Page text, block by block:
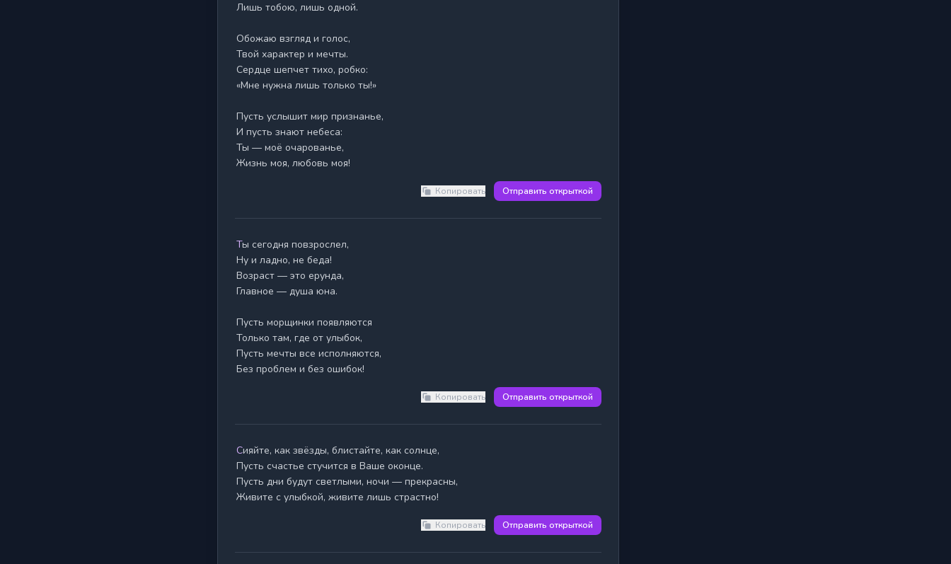
Лишь тобою, лишь одной.
Обожаю взгляд и голос,
Твой характер и мечты.
Сердце шепчет тихо, робко:
«Мне нужна лишь только ты!»
Пусть услышит мир признанье,
И пусть знают небеса:
Ты — моё очарованье,
Жизнь моя, любовь моя!
Копировать Отправить открыткой
Ты сегодня повзрослел,
Ну и ладно, не беда!
Возраст — это ерунда,
Главное — душа юна.
Пусть морщинки появляются
Только там, где от улыбок,
Пусть мечты все исполняются,
Без проблем и без ошибок!
Копировать Отправить открыткой
Сияйте, как звёзды, блистайте, как солнце,
Пусть счастье стучится в Ваше оконце.
Пусть дни будут светлыми, ночи — прекрасны,
Живите с улыбкой, живите лишь страстно!
Копировать Отправить открыткой